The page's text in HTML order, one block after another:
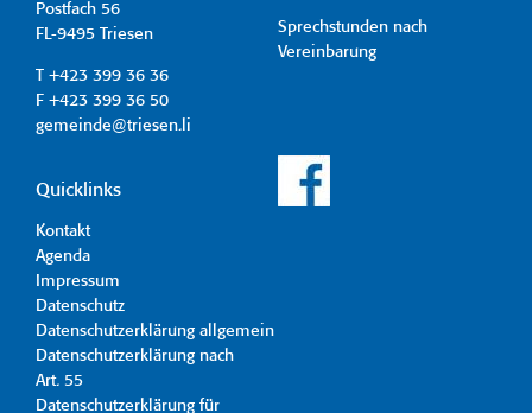
Postfach 56
FL-9495 Triesen
T +423 399 36 36
F +423 399 36 50
gemeinde@triesen.li
Sprechstunden nach
Vereinbarung
Quicklinks
Kontakt
Agenda
Impressum
Datenschutz
Datenschutzerklärung allgemein
Datenschutzerklärung nach
Art. 55
Datenschutzerklärung für